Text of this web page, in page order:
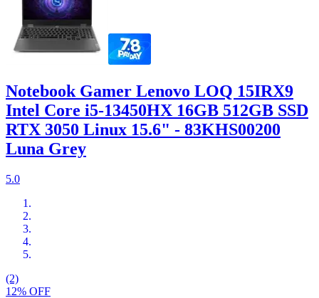
Notebook Gamer Lenovo LOQ 15IRX9
Intel Core i5-13450HX 16GB 512GB SSD
RTX 3050 Linux 15.6" - 83KHS00200
Luna Grey
5.0
(2)
12% OFF